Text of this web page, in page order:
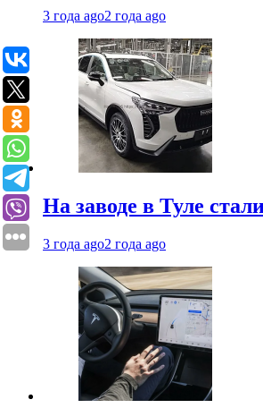
3 года ago2 года ago
На заводе в Туле
3 года ago2 года ago